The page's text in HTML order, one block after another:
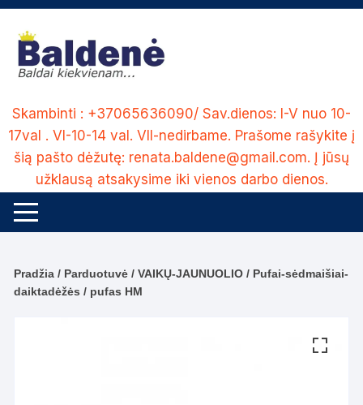
Skip
content
Skambinti : +37065636090/ Sav.dienos: I-V nuo 10-
17val . VI-10-14 val. VII-nedirbame. Prašome rašykite į
šią pašto dėžutę: renata.baldene@gmail.com. Į jūsų
užklausą atsakysime iki vienos darbo dienos.
Pradžia / Parduotuvė /VAIKŲ-JAUNUOLIO / Pufai-sėdmaišiai-
daiktadėžės / pufas HM